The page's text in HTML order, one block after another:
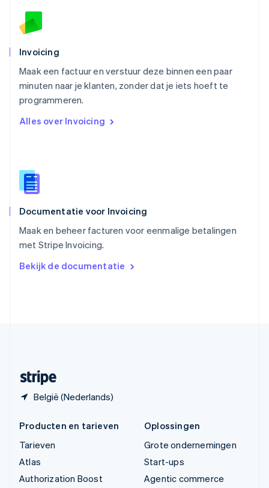
Invoicing
Maak een factuur en verstuur deze binnen een paar
minuten naar je klanten, zonder dat je iets hoeft te
programmeren.
Alles over Invoicing
Documentatie voor Invoicing
Maak en beheer facturen voor eenmalige betalingen
met Stripe Invoicing.
Bekijk de documentatie
België (Nederlands)
Polen
English
Português
English
Singapore
English简体中文
EnglishItaliano
Español
Thailand
Tsjechië
Vasteland van China
简体中文 English
English
Producten en tarieven
Tarieven
Atlas
Authorization Boost
Oplossingen
Grote ondernemingen
Start-ups
Agentic commerce